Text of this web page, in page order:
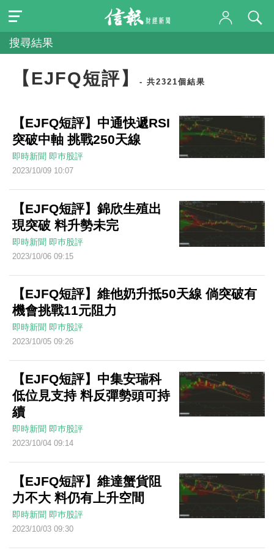
搜尋結果
【EJFQ短評】 - 共2321個結果
【EJFQ短評】中通快遞RSI
突破中軸 挑戰250天線
即時新聞 即巿股評
2023/10/09 10:07
【EJFQ短評】錦欣生殖出
現突破 料升勢未完
即時新聞 即巿股評
2023/10/06 09:15
【EJFQ短評】維他奶升抵50天線 倘突破有
機會挑戰11元阻力
即時新聞 即巿股評
2023/10/05 09:26
【EJFQ短評】中集安瑞科
低位見支持 料反彈勢頭可持
續
即時新聞 即巿股評
2023/10/04 09:14
【EJFQ短評】維達蟹貨阻
力不大 料仍有上升空間
即時新聞 即巿股評
2023/10/03 09:30